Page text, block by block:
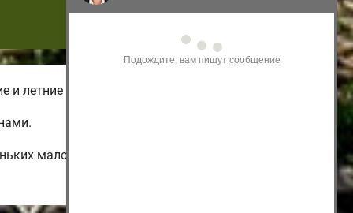
летние комплектации домов.
малоэтажных и бюджетных
Здравствуйте! Я могу
проконсультировать Вас по нашим
акциям и проектам.